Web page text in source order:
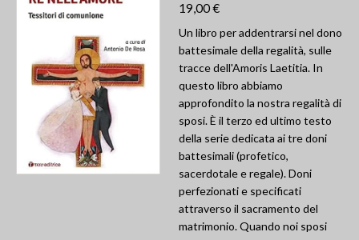
19,00 €
Un libro per addentrarsi nel dono
battesimale della regalità, sulle
tracce dell'Amoris Laetitia. In
questo libro abbiamo
approfondito la nostra regalità di
sposi. È il terzo ed ultimo testo
della serie dedicata ai tre doni
battesimali (profetico,
sacerdotale e regale). Doni
perfezionati e specificati
attraverso il sacramento del
matrimonio. Quando noi sposi